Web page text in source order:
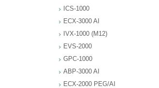
ICS-1000
ECX-3000 AI
IVX-1000 (M12)
EVS-2000
GPC-1000
ABP-3000 AI
ECX-2000 PEG/AI